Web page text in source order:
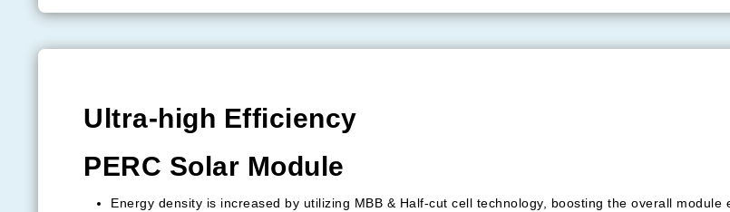
Ultra-high Efficiency
PERC Solar Module
Energy density is increased by utilizing MBB & Half-cut cell technology, boosting the overall module